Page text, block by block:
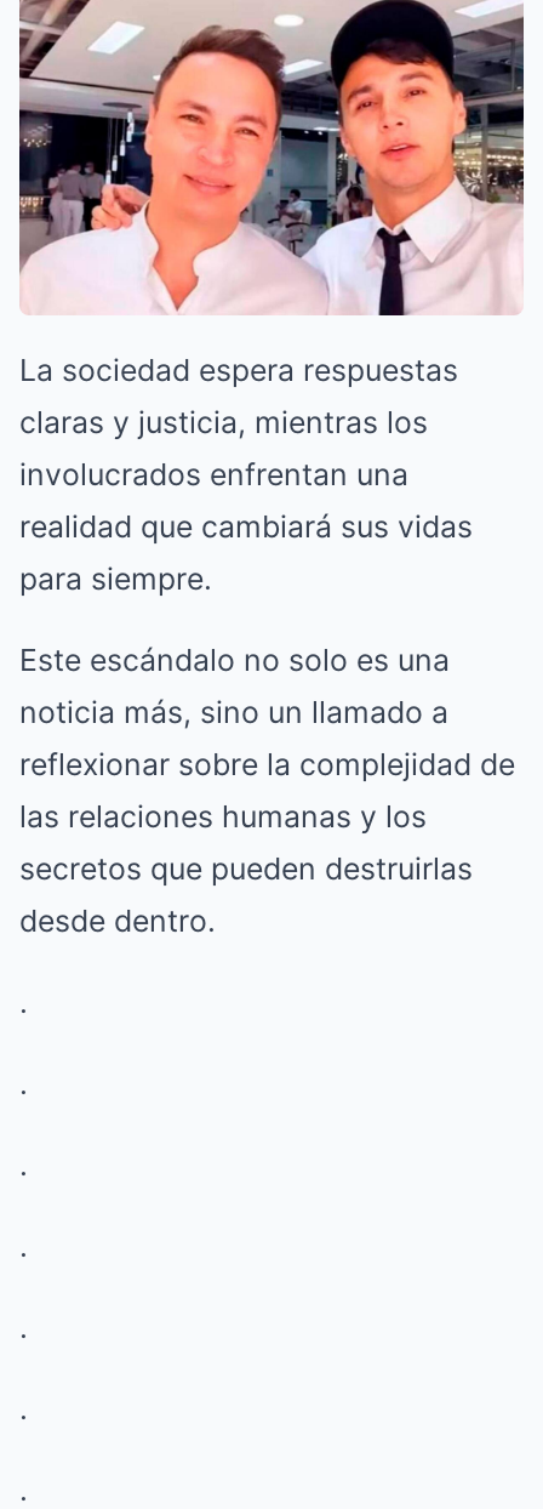
La sociedad espera respuestas
claras y justicia, mientras los
involucrados enfrentan una
realidad que cambiará sus vidas
para siempre.
Este escándalo no solo es una
noticia más, sino un llamado a
reflexionar sobre la complejidad de
las relaciones humanas y los
secretos que pueden destruirlas
desde dentro.
.
.
.
.
.
.
.